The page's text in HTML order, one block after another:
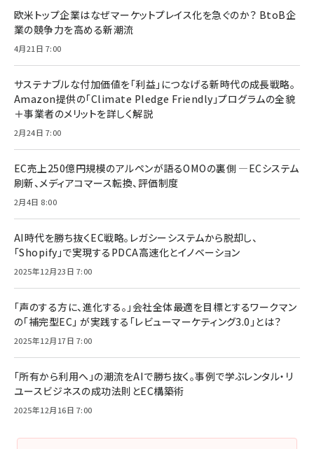
欧米トップ企業はなぜマーケットプレイス化を急ぐのか？ BtoB企
業の競争力を高める新潮流
4月21日 7:00
サステナブルな付加価値を「利益」につなげる新時代の成長戦略。
Amazon提供の「Climate Pledge Friendly」プログラムの全貌
＋事業者のメリットを詳しく解説
2月24日 7:00
EC売上250億円規模のアルペンが語るOMOの裏側 ―ECシステム
刷新、メディアコマース転換、評価制度
2月4日 8:00
AI時代を勝ち抜くEC戦略。レガシーシステムから脱却し、
「Shopify」で実現するPDCA高速化とイノベーション
2025年12月23日 7:00
「声のする方に、進化する。」会社全体最適を目標とするワークマン
の「補完型EC」 が実践する「レビューマーケティング3.0」とは？
2025年12月17日 7:00
「所有から利用へ」の潮流をAIで勝ち抜く。事例で学ぶレンタル・リ
ユースビジネスの成功法則とEC構築術
2025年12月16日 7:00